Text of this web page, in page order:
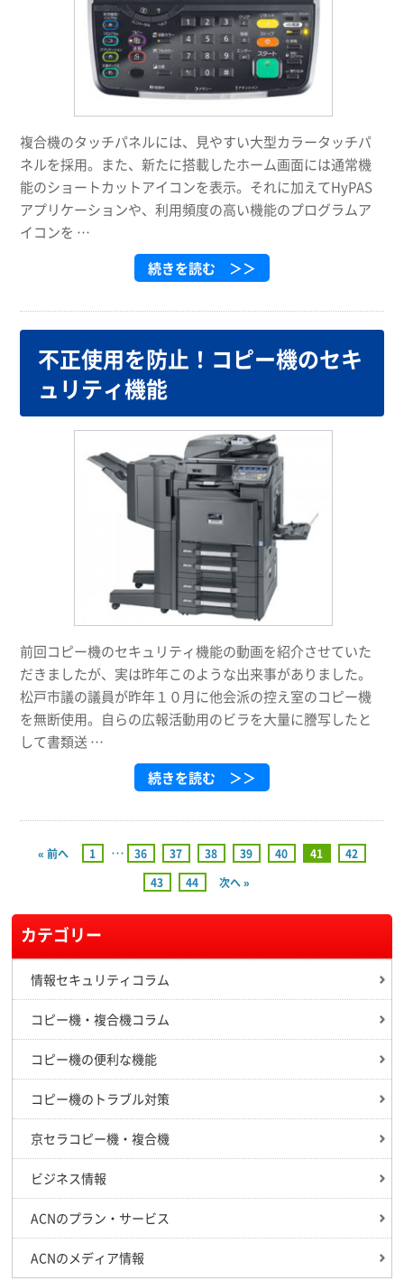
複合機のタッチパネルには、見やすい大型カラータッチパ
ネルを採用。また、新たに搭載したホーム画面には通常機
能のショートカットアイコンを表示。それに加えてHyPAS
アプリケーションや、利用頻度の高い機能のプログラムア
イコンを …
続きを読む ＞＞
不正使用を防止！コピー機のセキ
ュリティ機能
前回コピー機のセキュリティ機能の動画を紹介させていた
だきましたが、実は昨年このような出来事がありました。
松戸市議の議員が昨年１０月に他会派の控え室のコピー機
を無断使用。自らの広報活動用のビラを大量に謄写したと
して書類送 …
続きを読む ＞＞
« 前へ 1 … 36 37 38 39 40 41
42
43
44 次へ »
カテゴリー
情報セキュリティコラム
コピー機・複合機コラム
コピー機の便利な機能
コピー機のトラブル対策
京セラコピー機・複合機
ビジネス情報
ACNのプラン・サービス
ACNのメディア情報